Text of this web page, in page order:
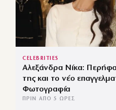
CELEBRITIES
Αλεξάνδρα Νίκα:
της και το νέο
Φωτογραφία
ΠΡΙΝ ΑΠΌ 5 ΏΡΕΣ